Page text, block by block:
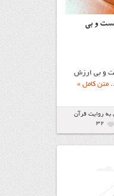
و بي
و بي ارزش
متن کامل »
به روایت قرآن
32